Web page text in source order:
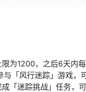
为1200，之后6天内
「风行迷踪」游戏，
「迷踪挑战」任务，可